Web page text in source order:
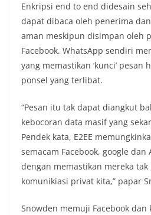
Enkripsi end to end didesain
dapat dibaca oleh penerima
aman meskipun disimpan oleh
Facebook. WhatsApp sendiri
yang memastikan ‘kunci’ pesan
ponsel yang terlibat.
“Pesan itu tak dapat diangkut
kebocoran data masif yang
Pendek kata, E2EE
semacam Facebook, google
dengan memastikan mereka
komunikiasi privat kita,” papar
Snowden memuji Facebook dan